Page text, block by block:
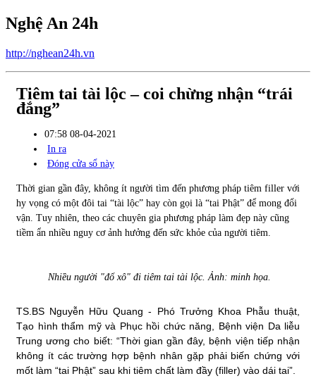
Nghệ An 24h
http://nghean24h.vn
Tiêm tai tài lộc – coi chừng nhận “trái
đắng”
07:58 08-04-2021
In ra
Đóng cửa sổ này
Thời gian gần đây, không ít người tìm đến phương pháp tiêm filler với
hy vọng có một đôi tai “tài lộc” hay còn gọi là “tai Phật” để mong đổi
vận. Tuy nhiên, theo các chuyên gia phương pháp làm đẹp này cũng
tiềm ẩn nhiều nguy cơ ảnh hưởng đến sức khỏe của người tiêm.
Nhiều người "đổ xô" đi tiêm tai tài lộc. Ảnh: minh họa.
TS.BS Nguyễn Hữu Quang - Phó Trưởng Khoa Phẫu thuật,
Tạo hình thẩm mỹ và Phục hồi chức năng, Bệnh viện Da liễu
Trung ương cho biết: “Thời gian gần đây, bệnh viện tiếp nhận
không ít các trường hợp bệnh nhân gặp phải biến chứng với
mốt làm “tai Phật” sau khi tiêm chất làm đầy (filler) vào dái tai”.